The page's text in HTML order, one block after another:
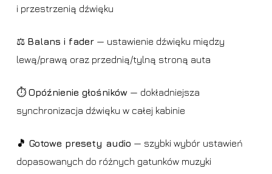
i przestrzenią dźwięku
⚖️ Balans i fader— ustawienie dźwięku między
lewą/prawą oraz przednią/tylną stroną auta
⏱️ Opóźnienie głośników— dokładniejsza
synchronizacja dźwięku w całej kabinie
🎵 Gotowe presety audio — szybki wybór ustawień
dopasowanych do różnych gatunków muzyki